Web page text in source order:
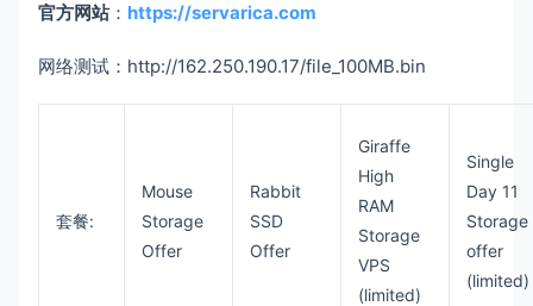
官方网站： https://servarica.com
网络测试：http://162.250.190.17/file_100MB.bin
套餐:
Mouse
Storage
Offer
Rabbit
SSD
Offer
Giraffe
High
RAM
Storage
VPS
(limited)
Single
Day 11
Storage
offer
(limited)